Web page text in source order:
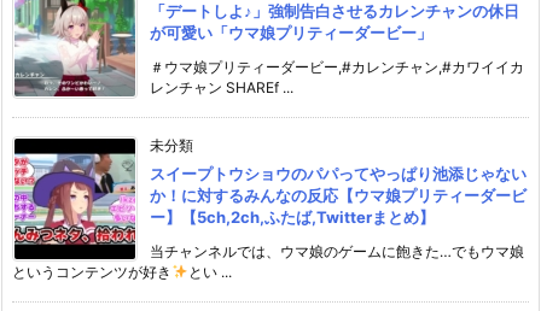
「デートしよ♪」強制告白させるカレンチャンの休日
が可愛い「ウマ娘プリティーダービー」
＃ウマ娘プリティーダービー,#カレンチャン,#カワイイカ
レンチャン SHAREf ...
未分類
スイープトウショウのパパってやっぱり池添じゃない
か！に対するみんなの反応【ウマ娘プリティーダービ
ー】【5ch,2ch,ふたば,Twitterまとめ】
当チャンネルでは、ウマ娘のゲームに飽きた…でもウマ娘
というコンテンツが好き
とい ...